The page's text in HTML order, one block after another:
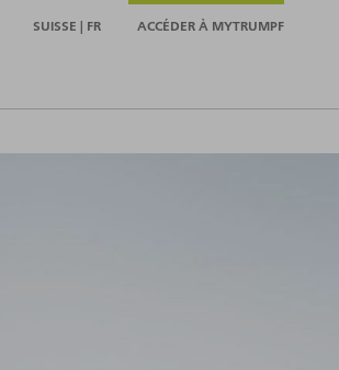
SUISSE | FR ACCÉDER À MYTRUMPF